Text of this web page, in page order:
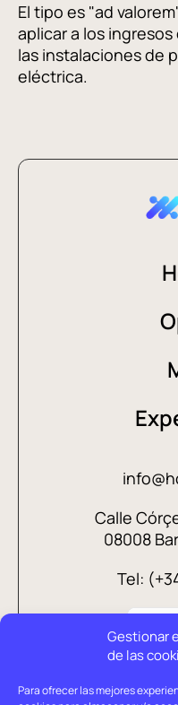
Gestionar
de las
Para ofrecer las mejores
El tipo es "ad
aplicar a los
las instalaciones de
eléctrica.
Calle
08008
Tel: